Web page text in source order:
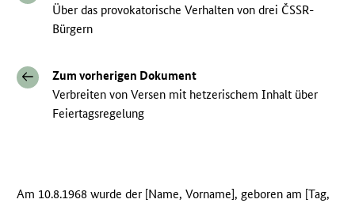
Über das provokatorische Verhalten von drei ČSSR-
Bürgern
Zum vorherigen Dokument
Verbreiten von Versen mit hetzerischem Inhalt über
Feiertagsregelung
Am 10.8.1968 wurde der [Name, Vorname], geboren am [Tag,